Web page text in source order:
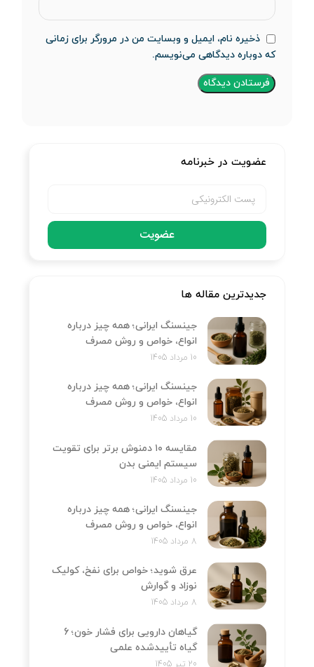
ذخیره نام، ایمیل و وبسایت من در مرورگر برای زمانی
که دوباره دیدگاهی می‌نویسم.
عضویت در خبرنامه
عضویت
جدیدترین مقاله ها
جینسنگ ایرانی؛ همه چیز درباره
انواع، خواص و روش مصرف
10 مرداد 1405
جینسنگ ایرانی؛ همه چیز درباره
انواع، خواص و روش مصرف
10 مرداد 1405
مقایسه ۱۰ دمنوش برتر برای تقویت
سیستم ایمنی بدن
10 مرداد 1405
جینسنگ ایرانی؛ همه چیز درباره
انواع، خواص و روش مصرف
8 مرداد 1405
عرق شوید؛ خواص برای نفخ، کولیک
نوزاد و گوارش
8 مرداد 1405
گیاهان دارویی برای فشار خون؛ 6
گیاه تأییدشده علمی
20 تیر 1405